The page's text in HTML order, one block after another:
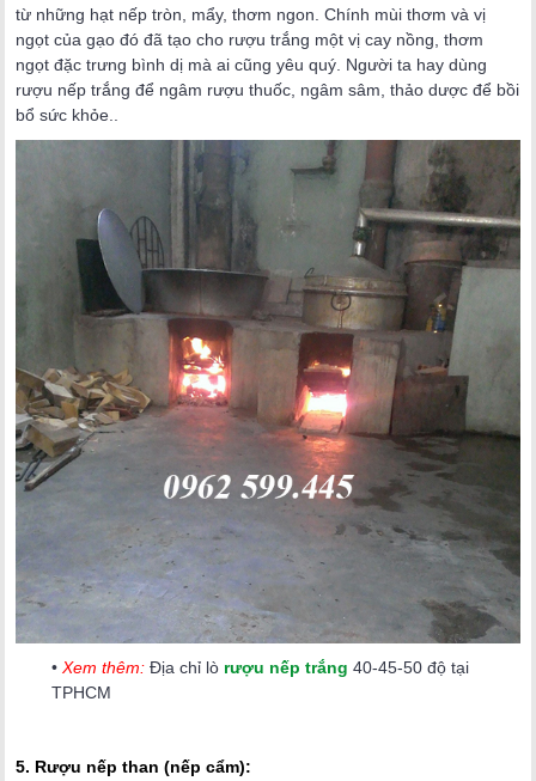
từ những hạt nếp tròn, mẩy, thơm ngon. Chính mùi thơm và vị
ngọt của gạo đó đã tạo cho rượu trắng một vị cay nồng, thơm
ngọt đặc trưng bình dị mà ai cũng yêu quý. Người ta hay dùng
rượu nếp trắng để ngâm rượu thuốc, ngâm sâm, thảo dược để bồi
bổ sức khỏe..
•Xem thêm: Địa chỉ lò rượu nếp trắng 40-45-50 độ tại
TPHCM
5. Rượu nếp than (nếp cẩm):